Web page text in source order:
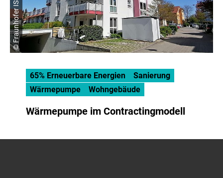
© Fraunhofer ISE
65% Erneuerbare Energien
Sanierung
Wärmepumpe
Wohngebäude
Wärmepumpe im Contractingmodell